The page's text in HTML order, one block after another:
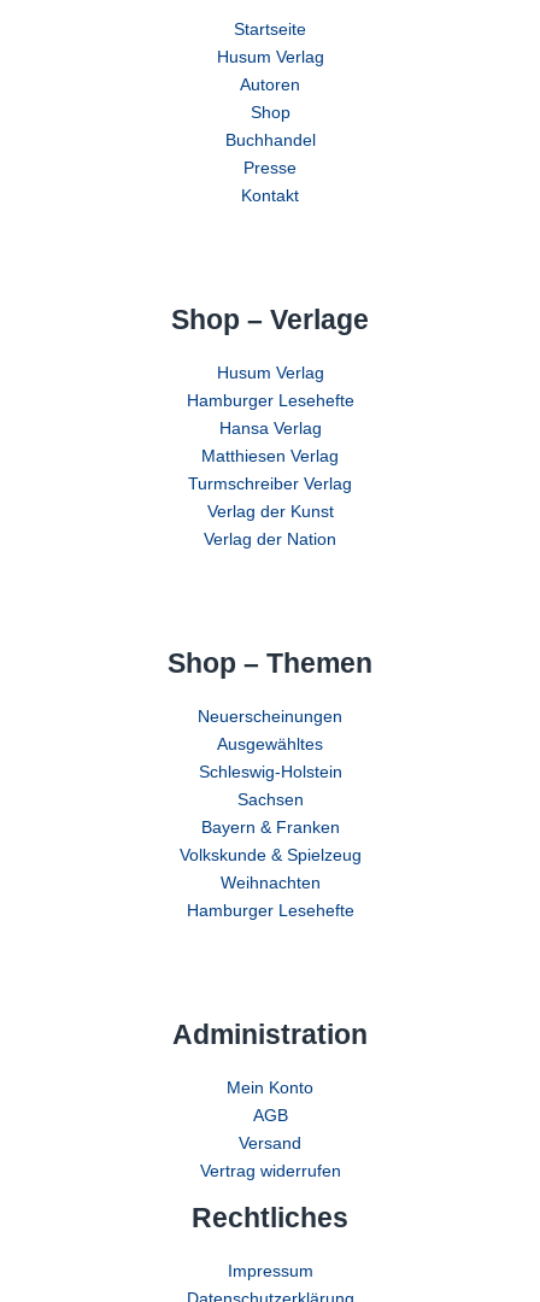
Startseite
Husum Verlag
Autoren
Shop
Buchhandel
Presse
Kontakt
Shop – Verlage
Husum Verlag
Hamburger Lesehefte
Hansa Verlag
Matthiesen Verlag
Turmschreiber Verlag
Verlag der Kunst
Verlag der Nation
Shop – Themen
Neuerscheinungen
Ausgewähltes
Schleswig-Holstein
Sachsen
Bayern & Franken
Volkskunde & Spielzeug
Weihnachten
Hamburger Lesehefte
Administration
Mein Konto
AGB
Versand
Vertrag widerrufen
Rechtliches
Impressum
Datenschutzerklärung